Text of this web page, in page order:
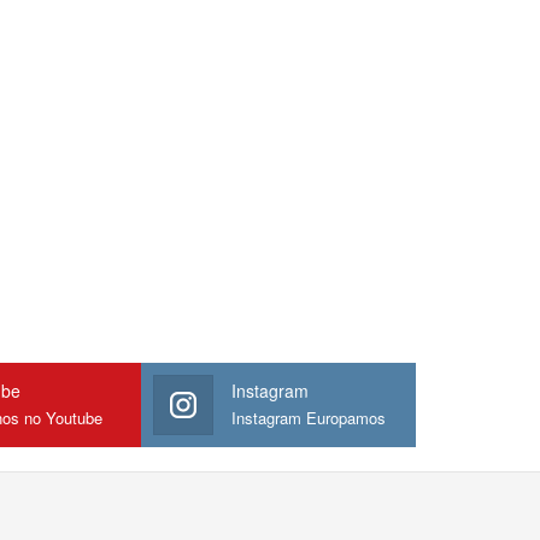
no Youtube
Instagram
Instagram Europamos